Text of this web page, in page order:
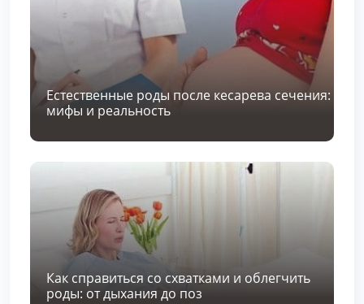
Естественные роды после кесарева сечения:
мифы и реальность
Как справиться со схватками и облегчить
роды: от дыхания до поз